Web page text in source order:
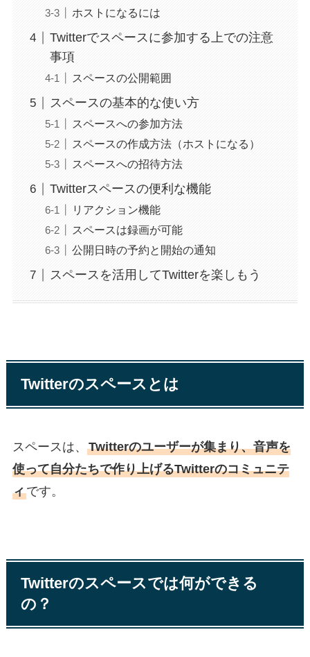
ホストになるには
Twitterでスペースに参加する上での注意
事項
スペースの公開範囲
スペースの基本的な使い方
スペースへの参加方法
スペースの作成方法（ホストになる）
スペースへの招待方法
Twitterスペースの便利な機能
リアクション機能
スペースは録画が可能
公開日時の予約と開始の通知
スペースを活用してTwitterを楽しもう
Twitterのスペースとは
スペースは、 Twitterのユーザーが集まり、音声を
使って自分たちで作り上げるTwitterのコミュニテ
ィです。
Twitterのスペースでは何ができる
の？